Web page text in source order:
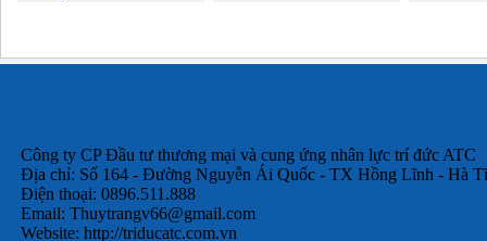
Công ty CP Đầu tư thương mại và cung ứng nhân lực trí đức ATC
Địa chỉ: Số 164 - Đường Nguyễn Ái Quốc - TX Hồng Lĩnh - Hà
Điện thoại: 0896.511.888
Email: Thuytrangv66@gmail.com
Website: http://triducatc.com.vn